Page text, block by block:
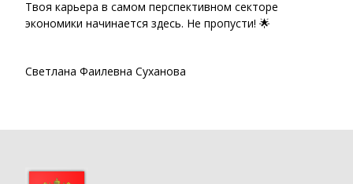
Твоя карьера в самом перспективном секторе
экономики начинается здесь. Не пропусти! 🌟
Светлана Фаилевна Суханова